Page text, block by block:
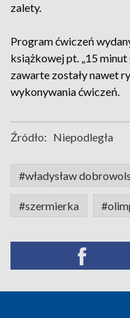
zalety.
Program ćwiczeń
książkowej pt. „15 minut
zawarte zostały nawet
wykonywania ćwiczeń.
Źródło: Niepodległa
#władysław
#szermierka